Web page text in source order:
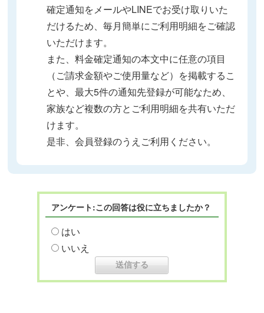
確定通知をメールやLINEでお受け取りいた
だけるため、毎月簡単にご利用明細をご確認
いただけます。
また、料金確定通知の本文中に任意の項目
（ご請求金額やご使用量など）を掲載するこ
とや、最大5件の通知先登録が可能なため、
家族など複数の方とご利用明細を共有いただ
けます。
是非、会員登録のうえご利用ください。
アンケート:この回答は役に立ちましたか？
はい
いいえ